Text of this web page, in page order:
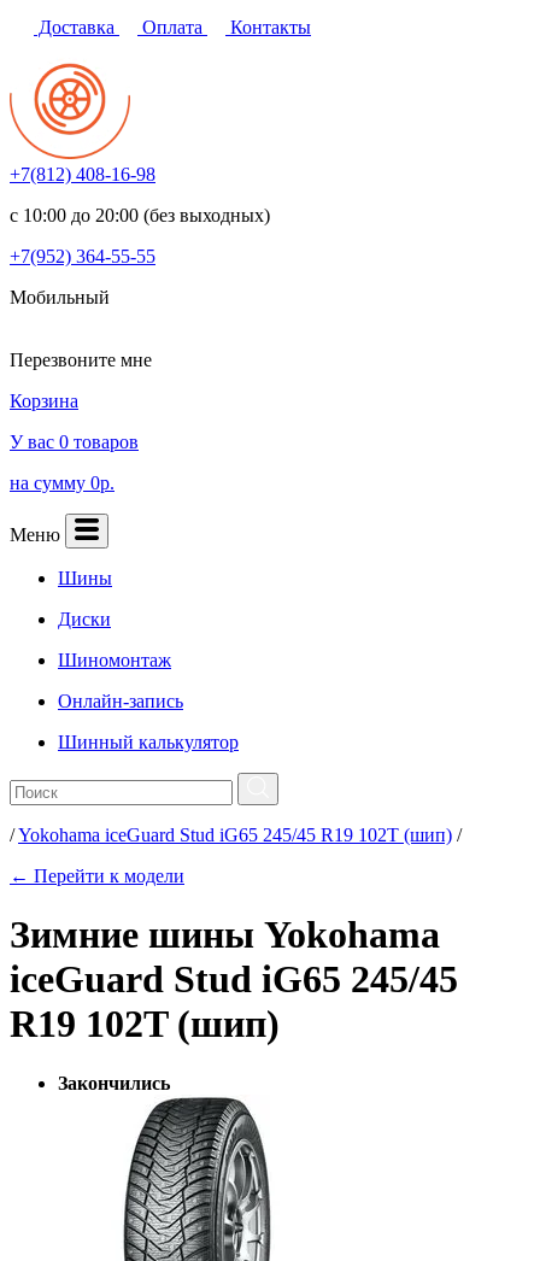
Доставка Оплата Контакты
+7(812) 408-16-98
с 10:00 до 20:00 (без выходных)
+7(952) 364-55-55
Мобильный
Перезвоните мне
Корзина
У вас 0 товаров
на сумму 0р.
Меню
Шины
Диски
Шиномонтаж
Онлайн-запись
Шинный калькулятор
/Yokohama iceGuard Stud iG65 245/45 R19 102T (шип) /
← Перейти к модели
Зимние шины Yokohama
iceGuard Stud iG65 245/45
R19 102T (шип)
Закончились